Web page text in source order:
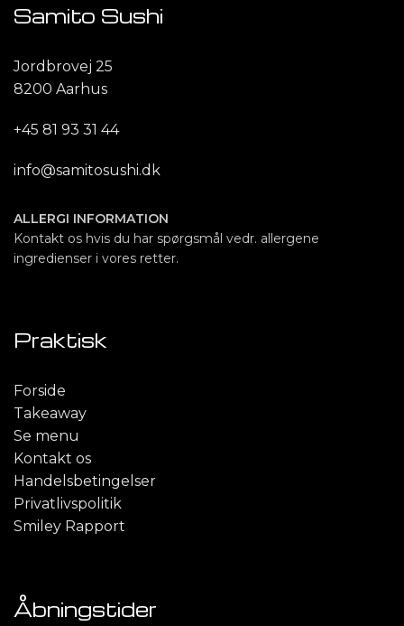
Samito Sushi
Jordbrovej 25
8200 Aarhus
+45 81 93 31 44
info@samitosushi.dk
ALLERGI INFORMATION
Kontakt os hvis du har spørgsmål vedr. allergene
ingredienser i vores retter.
Praktisk
Forside
Takeaway
Se menu
Kontakt os
Handelsbetingelser
Privatlivspolitik
Smiley Rapport
Åbningstider